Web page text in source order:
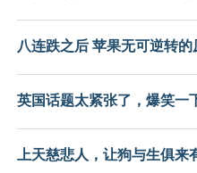
八连跌之后 苹果无可逆转的
英国话题太紧张了，爆笑一
上天慈悲人，让狗与生俱来